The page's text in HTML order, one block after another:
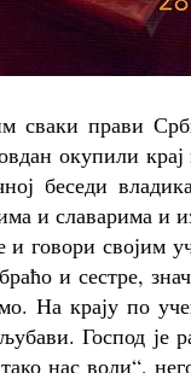
сваки прави
окупили
беседи
и славарима и
говори својим
и сестре,
На крају по
Господ
нас воли“,